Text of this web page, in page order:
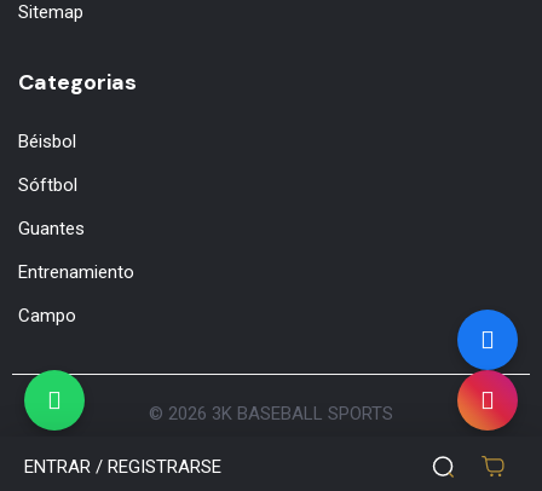
ENTRAR / REGISTRARSE
Sitemap
Categorias
Béisbol
Sóftbol
Guantes
Entrenamiento
Campo
© 2026 3K BASEBALL SPORTS
Aceptamos: